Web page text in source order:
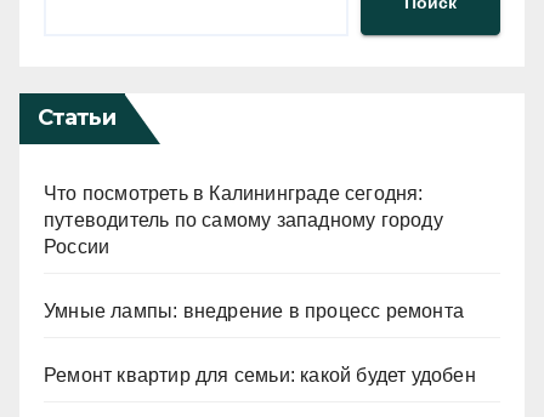
Статьи
Что посмотреть в Калининграде сегодня:
путеводитель по самому западному городу
России
Умные лампы: внедрение в процесс ремонта
Ремонт квартир для семьи: какой будет удобен